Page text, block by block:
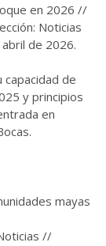
en 2026 //
Noticias
de 2026.
de
y principios
en
mayas
//